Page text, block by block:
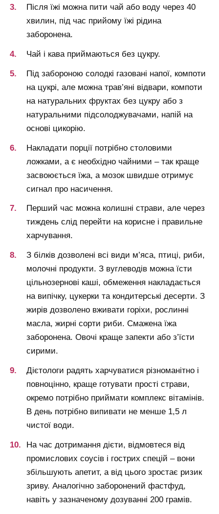
Після їжі можна пити чай або воду через 40
хвилин, під час прийому їжі рідина
заборонена.
Чай і кава приймаються без цукру.
Під забороною солодкі газовані напої, компоти
на цукрі, але можна трав’яні відвари, компоти
на натуральних фруктах без цукру або з
натуральними підсолоджувачами, напій на
основі цикорію.
Накладати порції потрібно столовими
ложками, а є необхідно чайними – так краще
засвоюється їжа, а мозок швидше отримує
сигнал про насичення.
Перший час можна колишні страви, але через
тиждень слід перейти на корисне і правильне
харчування.
З білків дозволені всі види м’яса, птиці, риби,
молочні продукти. З вуглеводів можна їсти
цільнозернові каші, обмеження накладається
на випічку, цукерки та кондитерські десерти. З
жирів дозволено вживати горіхи, рослинні
масла, жирні сорти риби. Смажена їжа
заборонена. Овочі краще запекти або з’їсти
сирими.
Дієтологи радять харчуватися різноманітно і
повноцінно, краще готувати прості страви,
окремо потрібно приймати комплекс вітамінів.
В день потрібно випивати не менше 1,5 л
чистої води.
На час дотримання дієти, відмовтеся від
промислових соусів і гострих спецій – вони
збільшують апетит, а від цього зростає ризик
зриву. Аналогічно заборонений фастфуд,
навіть у зазначеному дозуванні 200 грамів.